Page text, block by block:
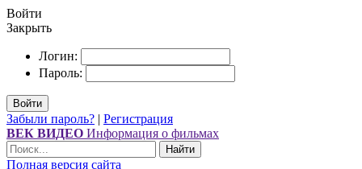
Войти
Закрыть
Логин:
Пароль:
Войти
Забыли пароль? | Регистрация
ВЕК ВИДЕО Информация о фильмах
Найти
Полная версия сайта